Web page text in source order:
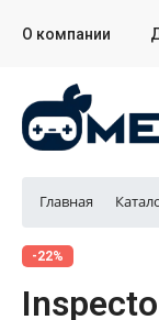
О компании
Главная
-22%